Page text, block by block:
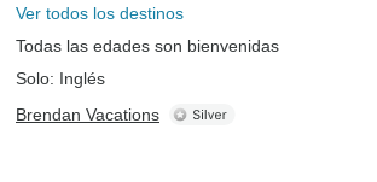
Ver todos los destinos
Todas las edades son bienvenidas
Solo: Inglés
Brendan Vacations